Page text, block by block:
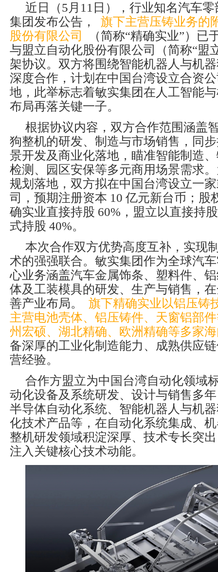
近日（5月11日），行业知名汽车
集团发布公告，
旗下主营压铸业务的
股份有限公司
（简称“精确实业”）已
与盟立自动化股份有限公司（简称“盟
架协议。双方将围绕智能机器人与机
深度合作，计划在中国台湾设立合资
地，此举标志着敏实集团在人工智能
布局再落关键一子。
根据协议内容，双方合作范围涵盖
狗整机的研发、制造与市场销售，同
景开发及商业化落地，瞄准智能制造
检测、园区安保等多元商用场景需求
规划落地，双方拟在中国台湾设立一
司，预期注册资本 10 亿元新台币；股
确实业直接持股 60%，盟立以直接持
式持股 40%。
本次合作双方优势高度互补，实现
术的强强联合。敏实集团作为全球汽
心业务涵盖汽车金属饰条、塑料件、
体及工装模具的研发、生产与销售，
善产业布局。
旗下精确实业以铝压铸
主营电池壳体、铝压铸件、天窗铝部
州宏硕、湖北精确、欧洲精确等多家
备深厚的工业化制造能力、成熟供应
营经验。
合作方盟立为中国台湾自动化领域
动化设备及系统研发、设计与销售多
半导体自动化系统、智能机器人与机
化技术产品等，在自动化系统集成、
整机研发领域积淀深厚、技术专长突
注入关键核心技术动能。